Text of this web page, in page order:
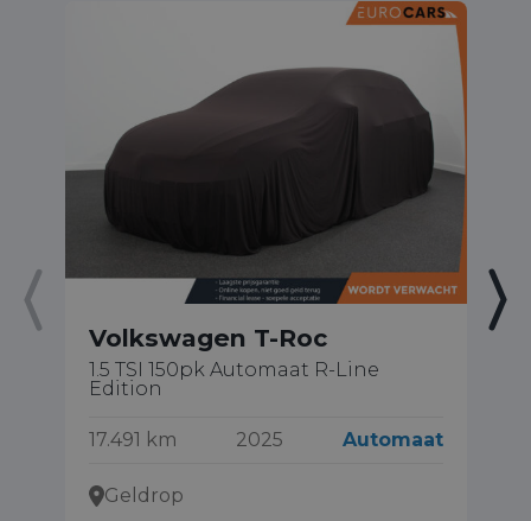
Volkswagen T-Roc
1.5 TSI 150pk Automaat R-Line
Edition
17.491 km 2025 Automaat
Geldrop